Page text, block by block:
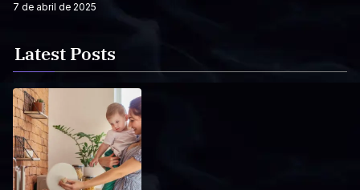
7 de abril de 2025
Latest Posts